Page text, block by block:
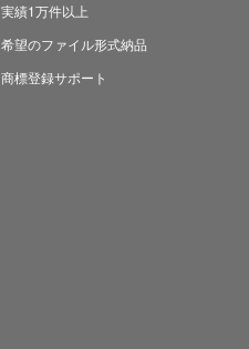
実績1万件以上
希望のファイル形式納品
商標登録サポート